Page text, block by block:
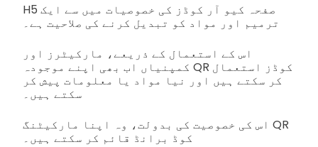
H5 صفحہ کیو آر کوڈز کی خصوصیات میں سے ایک
ترمیم اور مواد کو تبدیل کرنے کی صلاحیت ہے۔
اس کے استعمال کے ذریعے، مارکیٹرز اور
کمپنیاں اب بھی اپنے موجودہ QR کوڈز استعمال
کر سکتے ہیں اور نیا مواد یا معلومات پیش کر
اس کی خصوصیت کی بدولت، وہ اپنا مارکیٹنگ QR
کوڈ برانڈ قائم کر سکتے ہیں۔